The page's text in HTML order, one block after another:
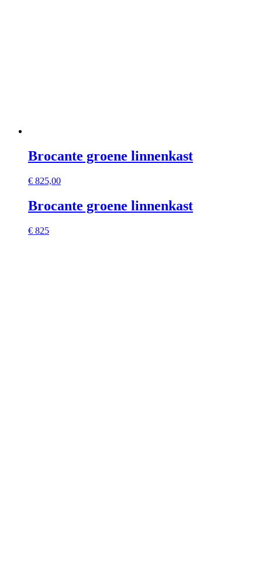
Brocante groene linnenkast
€ 825,00
Brocante groene linnenkast
€ 825